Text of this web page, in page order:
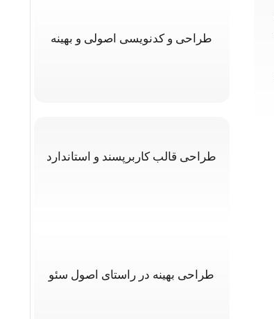
طراحی و کدنویسی اصولی و بهینه
طراحی قالب کاربرپسند و استاندارد
طراحی بهینه در راستای اصول سئو